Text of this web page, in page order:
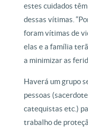
estes cuidados
dessas vítimas.
foram vítimas de
elas e a família
a minimizar as
Haverá um grupo
pessoas
catequistas etc.)
trabalho de